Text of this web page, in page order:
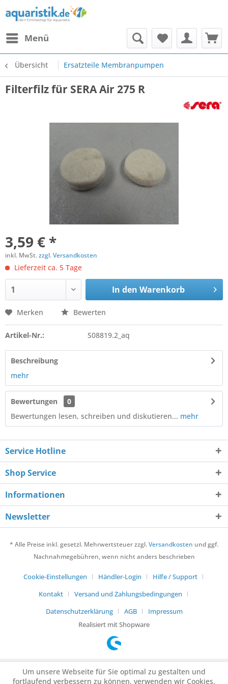
Menü
Übersicht Ersatzteile Membranpumpen
Filterfilz für SERA Air 275 R
3,59 € *
inkl. MwSt.zzgl. Versandkosten
Lieferzeit ca. 5 Tage
In den Warenkorb
Merken Bewerten
Artikel-Nr.: S08819.2_aq
Beschreibung
mehr
Bewertungen
0
Bewertungen lesen, schreiben und diskutieren... mehr
Service Hotline
Shop Service
Informationen
Newsletter
* Alle Preise inkl. gesetzl. Mehrwertsteuer zzgl.Versandkosten und ggf.
Nachnahmegebühren, wenn nicht anders beschrieben
Cookie-Einstellungen Händler-Login
Hilfe / Support
Kontakt
Versand und Zahlungsbedingungen
Datenschutzerklärung
AGB
Impressum
Realisiert mit Shopware
Um unsere Webseite für Sie optimal zu gestalten und
fortlaufend verbessern zu können, verwenden wir Cookies.